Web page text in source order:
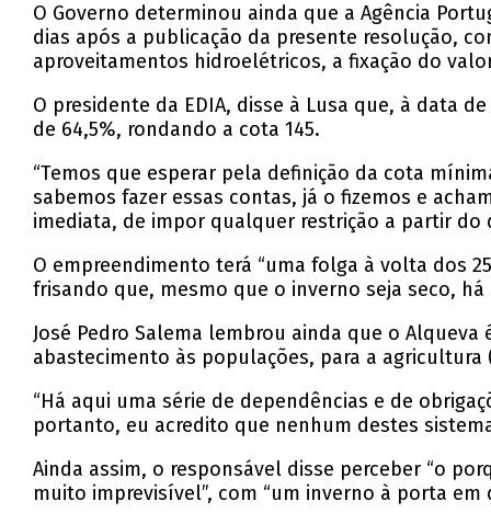
O Governo determinou ainda que a Agência
dias após a publicação da presente resolução,
aproveitamentos hidroelétricos, a fixação do
O presidente da EDIA, disse à Lusa que, à data
de 64,5%, rondando a cota 145.
“Temos que esperar pela definição da cota
sabemos fazer essas contas, já o fizemos e
imediata, de impor qualquer restrição a partir do
O empreendimento terá “uma folga à volta dos
frisando que, mesmo que o inverno seja seco,
José Pedro Salema lembrou ainda que o
abastecimento às populações, para a
“Há aqui uma série de dependências e de
portanto, eu acredito que nenhum destes
Ainda assim, o responsável disse perceber “o
muito imprevisível”, com “um inverno à porta